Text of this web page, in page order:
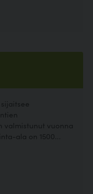
valmistunut vuonna
ala on 1500...